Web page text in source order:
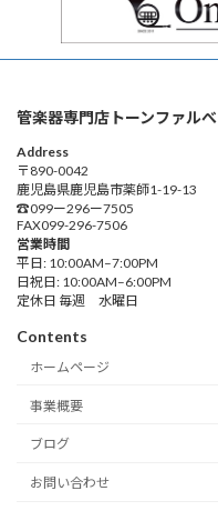
管楽器専門店トーンファルべ
Address
〒890-0042
鹿児島県鹿児島市薬師1-19-13
☎︎099ー296ー7505
FAX099-296-7506
営業時間
平日: 10:00AM–7:00PM
日祝日: 10:00AM–6:00PM
定休日 毎週 水曜日
Contents
ホームページ
事業概要
ブログ
お問い合わせ